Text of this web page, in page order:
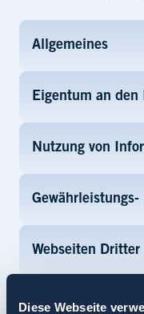
Diese Webseite
Allgemeines
Eigentum an den
Nutzung von
Webseiten Dritter
Informationen